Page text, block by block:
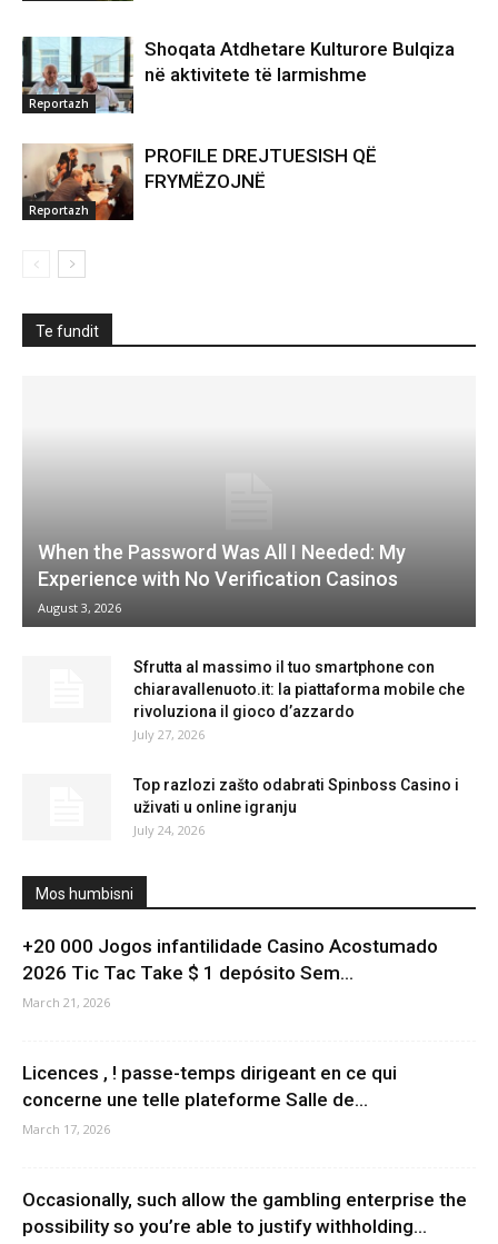
Reportazh
Shoqata Atdhetare Kulturore Bulqiza
në aktivitete të larmishme
Reportazh
PROFILE DREJTUESISH QË
FRYMËZOJNË
Te fundit
When the Password Was All I Needed: My
Experience with No Verification Casinos
August 3, 2026
Sfrutta al massimo il tuo smartphone con
chiaravallenuoto.it: la piattaforma mobile che
rivoluziona il gioco d’azzardo
July 27, 2026
Top razlozi zašto odabrati Spinboss Casino i
uživati u online igranju
July 24, 2026
Mos humbisni
+20 000 Jogos infantilidade Casino Acostumado
2026 Tic Tac Take $ 1 depósito Sem...
March 21, 2026
Licences , ! passe-temps dirigeant en ce qui
concerne une telle plateforme Salle de...
March 17, 2026
Occasionally, such allow the gambling enterprise the
possibility so you’re able to justify withholding...